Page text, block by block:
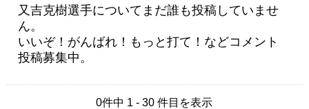
又吉克樹選手についてまだ誰も投稿していませ
ん。
いいぞ！がんばれ！もっと打て！などコメント
投稿募集中。
0件中 1 - 30 件目を表示